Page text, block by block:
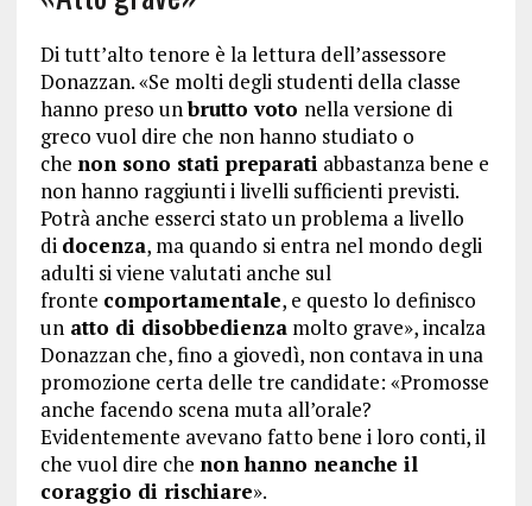
Di tutt’alto tenore è la lettura dell’assessore
Donazzan. «Se molti degli studenti della classe
hanno preso unbrutto voto nella versione di
greco vuol dire che non hanno studiato o
che non sono stati preparati abbastanza bene e
non hanno raggiunti i livelli sufficienti previsti.
Potrà anche esserci stato un problema a livello
di docenza, ma quando si entra nel mondo degli
adulti si viene valutati anche sul
fronte comportamentale, e questo lo definisco
un atto di disobbedienzamolto grave», incalza
Donazzan che, fino a giovedì, non contava in una
promozione certa delle tre candidate: «Promosse
anche facendo scena muta all’orale?
Evidentemente avevano fatto bene i loro conti, il
che vuol dire che non hanno neanche il
coraggio di rischiare».